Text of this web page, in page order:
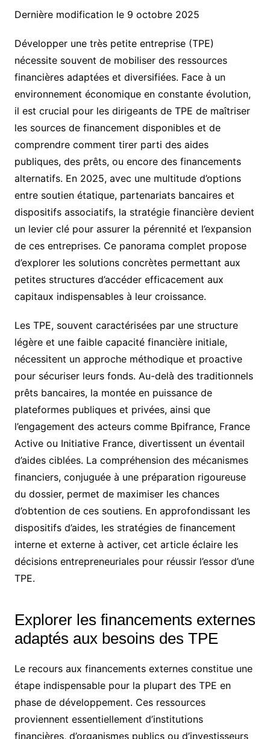
Dernière modification le 9 octobre 2025
Développer une très petite entreprise (TPE)
nécessite souvent de mobiliser des ressources
financières adaptées et diversifiées. Face à un
environnement économique en constante évolution,
il est crucial pour les dirigeants de TPE de maîtriser
les sources de financement disponibles et de
comprendre comment tirer parti des aides
publiques, des prêts, ou encore des financements
alternatifs. En 2025, avec une multitude d’options
entre soutien étatique, partenariats bancaires et
dispositifs associatifs, la stratégie financière devient
un levier clé pour assurer la pérennité et l’expansion
de ces entreprises. Ce panorama complet propose
d’explorer les solutions concrètes permettant aux
petites structures d’accéder efficacement aux
capitaux indispensables à leur croissance.
Les TPE, souvent caractérisées par une structure
légère et une faible capacité financière initiale,
nécessitent un approche méthodique et proactive
pour sécuriser leurs fonds. Au-delà des traditionnels
prêts bancaires, la montée en puissance de
plateformes publiques et privées, ainsi que
l’engagement des acteurs comme Bpifrance, France
Active ou Initiative France, divertissent un éventail
d’aides ciblées. La compréhension des mécanismes
financiers, conjuguée à une préparation rigoureuse
du dossier, permet de maximiser les chances
d’obtention de ces soutiens. En approfondissant les
dispositifs d’aides, les stratégies de financement
interne et externe à activer, cet article éclaire les
décisions entrepreneuriales pour réussir l’essor d’une
TPE.
Explorer les financements externes
adaptés aux besoins des TPE
Le recours aux financements externes constitue une
étape indispensable pour la plupart des TPE en
phase de développement. Ces ressources
proviennent essentiellement d’institutions
financières, d’organismes publics ou d’investisseurs